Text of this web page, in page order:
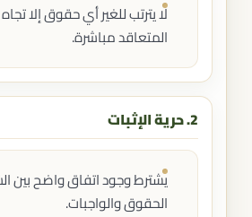
لا يترتب للغير أي حقوق إلا
المتعاقد مباشرة.
2. حرية الإثبات
يشترط وجود اتفاق واضح بين
الحقوق والواجبات.